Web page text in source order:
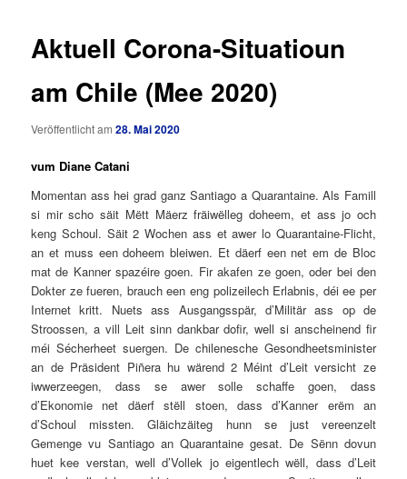
Aktuell Corona-Situatioun
am Chile (Mee 2020)
Veröffentlicht am28. Mai 2020
vum Diane Catani
Momentan ass hei grad ganz Santiago a Quarantaine. Als Famill
si mir scho säit Mëtt Mäerz fräiwëlleg doheem, et ass jo och
keng Schoul. Säit 2 Wochen ass et awer lo Quarantaine-Flicht,
an et muss een doheem bleiwen. Et däerf een net em de Bloc
mat de Kanner spazéire goen. Fir akafen ze goen, oder bei den
Dokter ze fueren, brauch een eng polizeilech Erlabnis, déi ee per
Internet kritt. Nuets ass Ausgangsspär, d’Militär ass op de
Stroossen, a vill Leit sinn dankbar dofir, well si anscheinend fir
méi Sécherheet suergen. De chilenesche Gesondheetsminister
an de Präsident Piñera hu wärend 2 Méint d’Leit versicht ze
iwwerzeegen, dass se awer solle schaffe goen, dass
d’Ekonomie net däerf stëll stoen, dass d’Kanner erëm an
d’Schoul missten. Gläichzäiteg hunn se just vereenzelt
Gemenge vu Santiago an Quarantaine gesat. De Sënn dovun
huet kee verstan, well d’Vollek jo eigentlech wëll, dass d’Leit